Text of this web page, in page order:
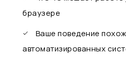
браузере
Ваше поведение
автоматизированных